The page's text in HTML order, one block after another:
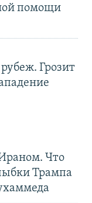
помощи
Грозит
Что
Трампа